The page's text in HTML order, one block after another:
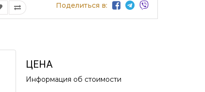
Поделиться в:
ЦЕНА
Информация об стоимости